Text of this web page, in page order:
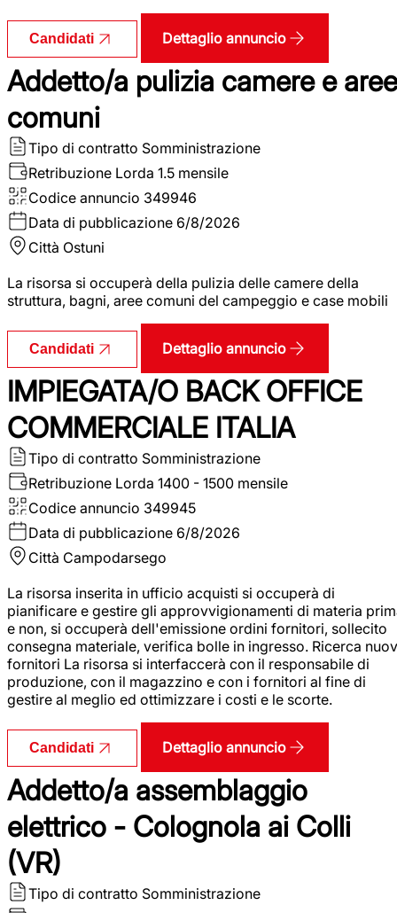
Candidati Dettaglio annuncio
Addetto/a pulizia camere e aree
comuni
Tipo di contratto Somministrazione
Retribuzione Lorda 1.5 mensile
Codice annuncio 349946
Data di pubblicazione 6/8/2026
Città Ostuni
La risorsa si occuperà della pulizia delle camere della
struttura, bagni, aree comuni del campeggio e case mobili
Candidati Dettaglio annuncio
IMPIEGATA/O BACK OFFICE
COMMERCIALE ITALIA
Tipo di contratto Somministrazione
Retribuzione Lorda 1400 - 1500 mensile
Codice annuncio 349945
Data di pubblicazione 6/8/2026
Città Campodarsego
La risorsa inserita in ufficio acquisti si occuperà di
pianificare e gestire gli approvvigionamenti di materia
e non, si occuperà dell'emissione ordini fornitori, sollecito
consegna materiale, verifica bolle in ingresso. Ricerca
fornitori La risorsa si interfaccerà con il responsabile di
produzione, con il magazzino e con i fornitori al fine di
gestire al meglio ed ottimizzare i costi e le scorte.
Candidati Dettaglio annuncio
Addetto/a assemblaggio
elettrico - Colognola ai Colli
(VR)
Tipo di contratto Somministrazione